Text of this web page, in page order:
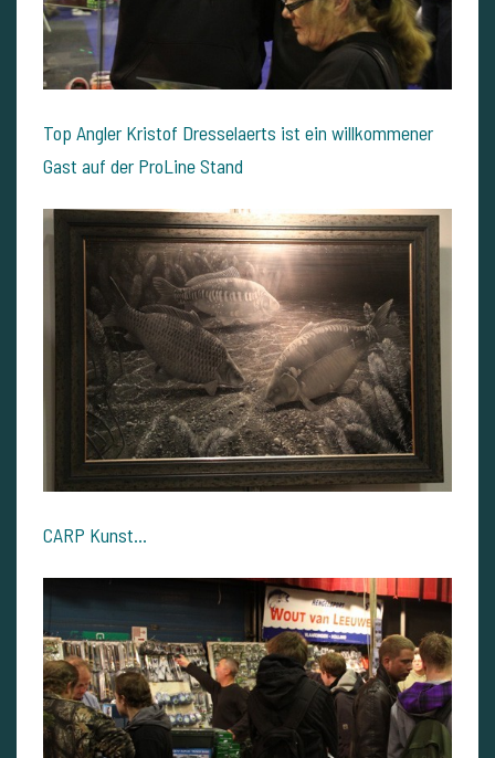
Top Angler Kristof Dresselaerts ist ein willkommener
Gast auf der ProLine Stand
CARP Kunst...